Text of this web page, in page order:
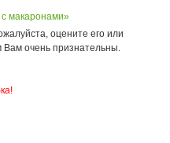
макаронами»
оцените его или
очень признательны.